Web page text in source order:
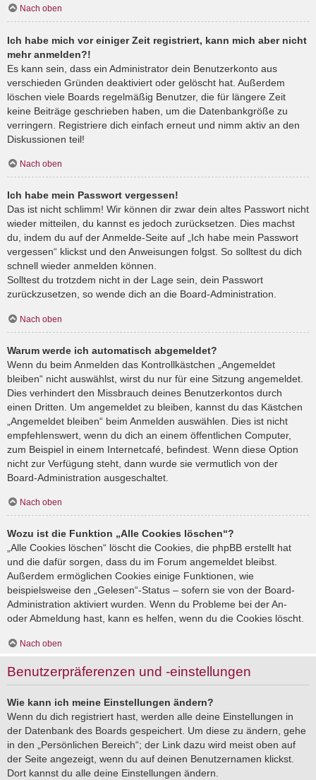
Nach oben
Ich habe mich vor einiger Zeit registriert, kann mich aber nicht
mehr anmelden?!
Es kann sein, dass ein Administrator dein Benutzerkonto aus
verschieden Gründen deaktiviert oder gelöscht hat. Außerdem
löschen viele Boards regelmäßig Benutzer, die für längere Zeit
keine Beiträge geschrieben haben, um die Datenbankgröße zu
verringern. Registriere dich einfach erneut und nimm aktiv an den
Diskussionen teil!
Nach oben
Ich habe mein Passwort vergessen!
Das ist nicht schlimm! Wir können dir zwar dein altes Passwort nicht
wieder mitteilen, du kannst es jedoch zurücksetzen. Dies machst
du, indem du auf der Anmelde-Seite auf „Ich habe mein Passwort
vergessen“ klickst und den Anweisungen folgst. So solltest du dich
schnell wieder anmelden können.
Solltest du trotzdem nicht in der Lage sein, dein Passwort
zurückzusetzen, so wende dich an die Board-Administration.
Nach oben
Warum werde ich automatisch abgemeldet?
Wenn du beim Anmelden das Kontrollkästchen „Angemeldet
bleiben“ nicht auswählst, wirst du nur für eine Sitzung angemeldet.
Dies verhindert den Missbrauch deines Benutzerkontos durch
einen Dritten. Um angemeldet zu bleiben, kannst du das Kästchen
„Angemeldet bleiben“ beim Anmelden auswählen. Dies ist nicht
empfehlenswert, wenn du dich an einem öffentlichen Computer,
zum Beispiel in einem Internetcafé, befindest. Wenn diese Option
nicht zur Verfügung steht, dann wurde sie vermutlich von der
Board-Administration ausgeschaltet.
Nach oben
Wozu ist die Funktion „Alle Cookies löschen“?
„Alle Cookies löschen“ löscht die Cookies, die phpBB erstellt hat
und die dafür sorgen, dass du im Forum angemeldet bleibst.
Außerdem ermöglichen Cookies einige Funktionen, wie
beispielsweise den „Gelesen“-Status – sofern sie von der Board-
Administration aktiviert wurden. Wenn du Probleme bei der An-
oder Abmeldung hast, kann es helfen, wenn du die Cookies löscht.
Nach oben
Benutzerpräferenzen und -einstellungen
Wie kann ich meine Einstellungen ändern?
Wenn du dich registriert hast, werden alle deine Einstellungen in
der Datenbank des Boards gespeichert. Um diese zu ändern, gehe
in den „Persönlichen Bereich“; der Link dazu wird meist oben auf
der Seite angezeigt, wenn du auf deinen Benutzernamen klickst.
Dort kannst du alle deine Einstellungen ändern.